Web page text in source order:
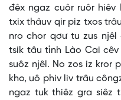
đêx ngaz cuôr ruôr hiêv
txix thâuv qir piz txos
nro chor qơư tu zus
tsik tâu tỉnh Lào Cai
suôz njêl. No zos iz kror
kho, uô phiv liv trâu
ngaz tuk thiêz gra siêz